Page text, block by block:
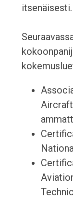
itsenäisesti.